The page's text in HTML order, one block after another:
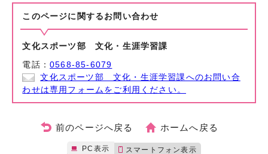
このページに関する お問い合わせ
文化スポーツ部 文化・生涯学習課
電話：0568-85-6079
文化スポーツ部 文化・生涯学習課へのお問い合
わせは専用フォームをご利用ください。
前のページへ戻る ホームへ戻る
PC表示 スマートフォン表示